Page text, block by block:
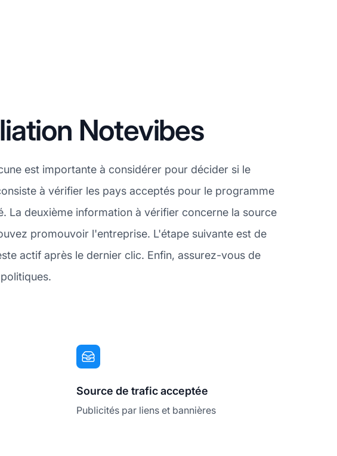
Notevibes
est importante à considérer pour décider si le
à vérifier les pays acceptés pour le programme
La deuxième information à vérifier concerne la source
promouvoir l'entreprise. L'étape suivante est de
actif après le dernier clic. Enfin, assurez-vous de
Source de trafic acceptée
Publicités par liens et bannières